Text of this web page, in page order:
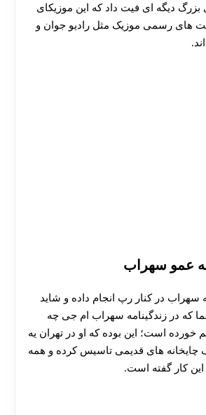
بزرگ دیگه ای فیت داد که این موزیکای
های رسمی موزیک مثل رادیو جوان و
عمو سهراب
سهراب در کنار رپ انجام داده و شاید
که در زندگینامه سهراب ام جی چه
خورده است؛ این بوده که او در تهران یه
چایخانه های قدیمی تاسیس کرده و همه
کار گفته است.